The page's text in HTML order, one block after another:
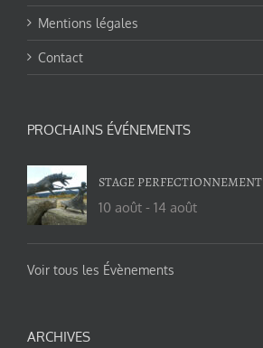
Mentions légales
Contact
PROCHAINS ÉVÉNEMENTS
STAGE PERFECTIONNEMENT
10 août - 14 août
Voir tous les Évènements
ARCHIVES